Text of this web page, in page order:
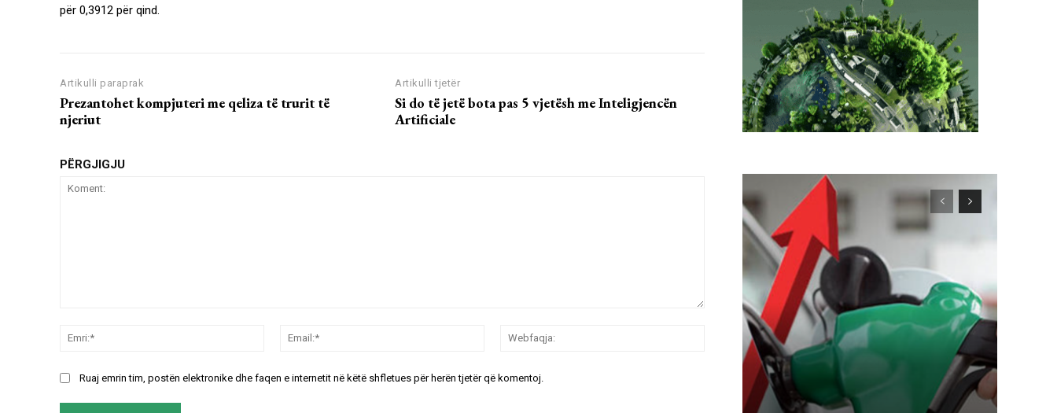
për 0,3912 për qind.
Artikulli paraprak
Prezantohet kompjuteri me qeliza të trurit të
njeriut
Artikulli tjetër
Si do të jetë bota pas 5 vjetësh me Inteligjencën
Artificiale
PËRGJIGJU
Emri:*
Email:* Webfaqja:
Ruaj emrin tim, postën elektronike dhe faqen e internetit në këtë shfletues për herën tjetër që komentoj.